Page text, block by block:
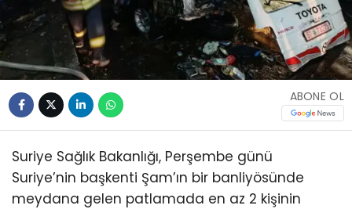
ABONE OL
Suriye Sağlık Bakanlığı, Perşembe günü
Suriye’nin başkenti Şam’ın bir banliyösünde
meydana gelen patlamada en az 2 kişinin